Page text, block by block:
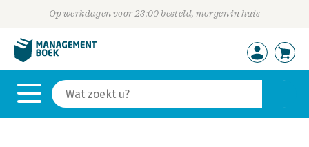
Op werkdagen voor 23:00 besteld, morgen in huis